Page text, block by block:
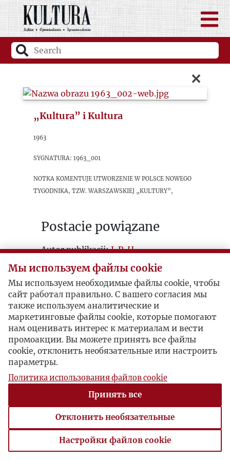
×
„Kultura” i Kultura
1963
sygnatura: 1963_001
Notka komentuje utworzenie w Polsce nowego
tygodnika, tzw. warszawskiej „Kultury”,
Postacie powiązane
Autor publikacji:J. P. H.
Мы используем файлы cookie
Мы используем необходимые файлы cookie, чтобы
сайт работал правильно. С вашего согласия мы
также используем аналитические и
маркетинговые файлы cookie, которые помогают
нам оценивать интерес к материалам и вести
промоакции. Вы можете принять все файлы
cookie, отклонить необязательные или настроить
параметры.
Политика использования файлов cookie
Принять все
Отклонить необязательные
Настройки файлов cookie
Настройки файлов cookie